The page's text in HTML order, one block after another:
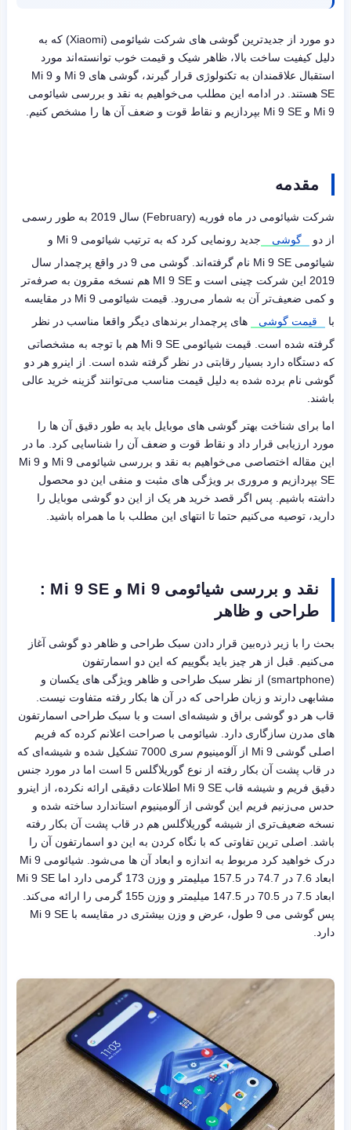
دو مورد از جدیدترین گوشی های شرکت شیائومی (Xiaomi) که به
دلیل کیفیت ساخت بالا، ظاهر شیک و قیمت خوب توانسته‌اند مورد
استقبال علاقمندان به تکنولوژی قرار گیرند، گوشی های Mi 9 و Mi 9
SE هستند. در ادامه این مطلب می‌خواهیم به نقد و بررسی شیائومی
Mi 9 و Mi 9 SE بپردازیم و نقاط قوت و ضعف آن ها را مشخص کنیم.
مقدمه
شرکت شیائومی در ماه فوریه (February) سال 2019 به طور رسمی
از دو
گوشی
جدید رونمایی کرد که به ترتیب شیائومی Mi 9 و
شیائومی Mi 9 SE نام گرفته‌اند. گوشی می 9 در واقع پرچمدار سال
2019 این شرکت چینی است و MI 9 SE هم نسخه مقرون به صرفه‌تر
و کمی ضعیف‌تر آن به شمار می‌رود. قیمت شیائومی Mi 9 در مقایسه
با
قیمت گوشی
های پرچمدار برندهای دیگر واقعا مناسب در نظر
گرفته شده است. قیمت شیائومی Mi 9 SE هم با توجه به مشخصاتی
که دستگاه دارد بسیار رقابتی در نظر گرفته شده است. از اینرو هر دو
گوشی نام برده شده به دلیل قیمت مناسب می‌توانند گزینه خرید عالی
باشند.
اما برای شناخت بهتر گوشی های موبایل باید به طور دقیق آن ها را
مورد ارزیابی قرار داد و نقاط قوت و ضعف آن را شناسایی کرد. ما در
این مقاله اختصاصی می‌خواهیم به نقد و بررسی شیائومی Mi 9 و Mi 9
SE بپردازیم و مروری بر ویژگی های مثبت و منفی این دو محصول
داشته باشیم. پس اگر قصد خرید هر یک از این دو گوشی موبایل را
دارید، توصیه می‌کنیم حتما تا انتهای این مطلب با ما همراه باشید.
نقد و بررسی شیائومی Mi 9 و Mi 9 SE :
طراحی و ظاهر
بحث را با زیر ذره‌بین قرار دادن سبک طراحی و ظاهر دو گوشی آغاز
می‌کنیم. قبل از هر چیز باید بگوییم که این دو اسمارتفون
(smartphone) از نظر سبک طراحی و ظاهر ویژگی های یکسان و
مشابهی دارند و زبان طراحی که در آن ها بکار رفته متفاوت نیست.
قاب هر دو گوشی براق و شیشه‌ای است و با سبک طراحی اسمارتفون
های مدرن سازگاری دارد. شیائومی با صراحت اعلانم کرده که فریم
اصلی گوشی Mi 9 از آلومینیوم سری 7000 تشکیل شده و شیشه‌ای که
در قاب پشت آن بکار رفته از نوع گوریلاگلس 5 است اما در مورد جنس
دقیق فریم و شیشه قاب Mi 9 SE اطلاعات دقیقی ارائه نکرده، از اینرو
حدس می‌زنیم فریم این گوشی از آلومینیوم استاندارد ساخته شده و
نسخه ضعیف‌تری از شیشه گوریلاگلس هم در قاب پشت آن بکار رفته
باشد. اصلی ترین تفاوتی که با نگاه کردن به این دو اسمارتفون آن را
درک خواهید کرد مربوط به اندازه و ابعاد آن ها می‌شود. شیائومی Mi 9
ابعاد 7.6 در 74.7 در 157.5 میلیمتر و وزن 173 گرمی دارد اما Mi 9 SE
ابعاد 7.5 در 70.5 در 147.5 میلیمتر و وزن 155 گرمی را ارائه می‌کند.
پس گوشی می 9 طول، عرض و وزن بیشتری در مقایسه با Mi 9 SE
دارد.